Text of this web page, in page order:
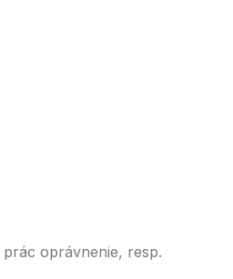
oprávnenie, resp.